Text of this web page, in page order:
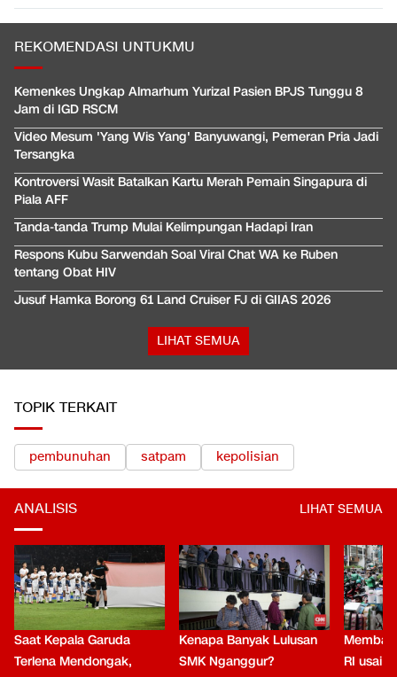
REKOMENDASI UNTUKMU
Kemenkes Ungkap Almarhum Yurizal Pasien BPJS Tunggu 8
Jam di IGD RSCM
Video Mesum 'Yang Wis Yang' Banyuwangi, Pemeran Pria Jadi
Tersangka
Kontroversi Wasit Batalkan Kartu Merah Pemain Singapura di
Piala AFF
Tanda-tanda Trump Mulai Kelimpungan Hadapi Iran
Respons Kubu Sarwendah Soal Viral Chat WA ke Ruben
tentang Obat HIV
Jusuf Hamka Borong 61 Land Cruiser FJ di GIIAS 2026
LIHAT SEMUA
TOPIK TERKAIT
pembunuhan satpam kepolisian
ANALISIS LIHAT SEMUA
Saat Kepala Garuda
Terlena Mendongak,
Kenapa Banyak Lulusan
SMK Nganggur?
RI usai